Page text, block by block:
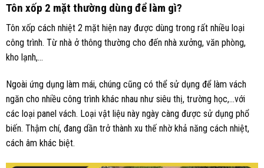
Tôn xốp 2 mặt thường dùng để làm gì?
Tôn xốp cách nhiệt 2 mặt hiện nay được dùng trong rất nhiều loại
công trình. Từ nhà ở thông thường cho đến nhà xưởng, văn phòng,
kho lạnh,…
Ngoài ứng dụng làm mái, chúng cũng có thể sử dụng để làm vách
ngăn cho nhiều công trình khác nhau như siêu thị, trường học,…với
các loại panel vách. Loại vật liệu này ngày càng được sử dụng phổ
biến. Thậm chí, đang dần trở thành xu thế nhờ khả năng cách nhiệt,
cách âm khác biệt.